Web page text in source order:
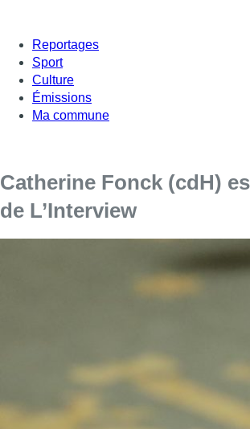
Reportages
Sport
Culture
Émissions
Ma commune
Catherine Fonck (cdH)
de L’Interview